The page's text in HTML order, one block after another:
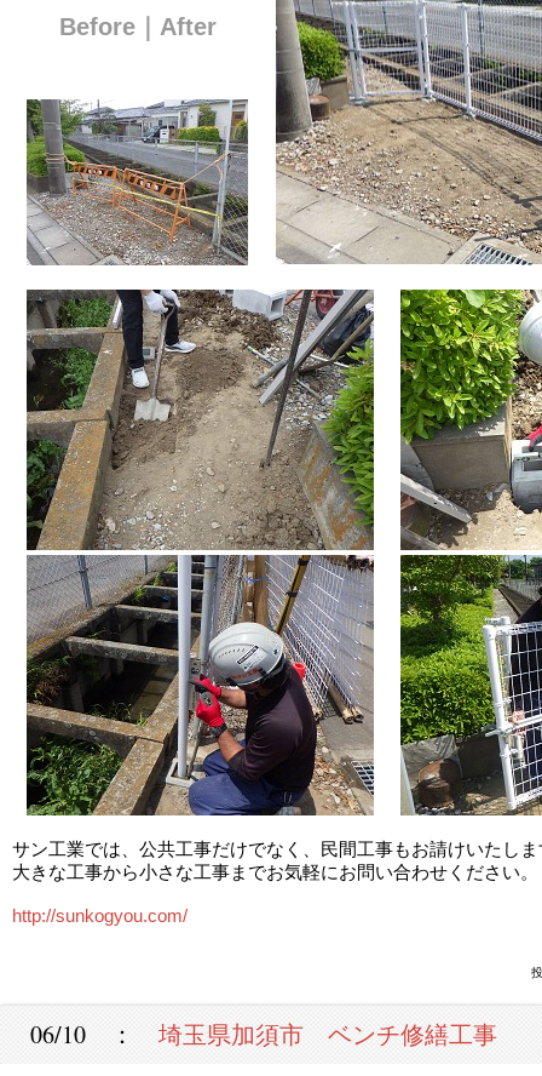
Before｜After
サン工業では、公共工事だけでなく、民間工事もお請けいたし
大きな工事から小さな工事までお気軽にお問い合わせください。
http://sunkogyou.com/
06/10 ： 埼玉県加須市 ベンチ修繕工事